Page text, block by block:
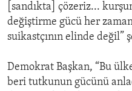
[sandıkta] çözeriz...
değiştirme gücü her
suikastçının elinde değil”
Demokrat Başkan, “Bu
beri tutkunun gücünü